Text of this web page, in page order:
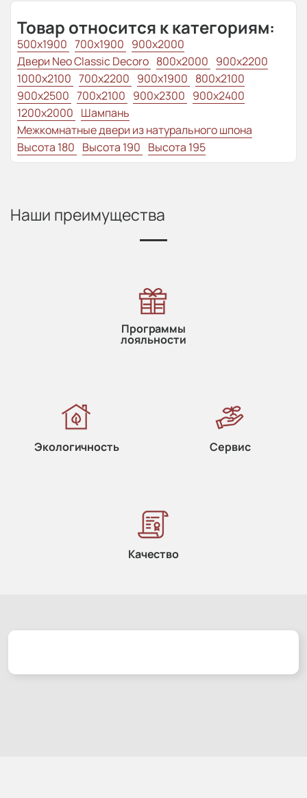
Товар относится к категориям:
500x1900 700x1900 900x2000
Двери Neo Classic Decoro 800x2000 900x2200
1000x2100 700x2200 900x1900 800x2100
900х2500 700x2100 900x2300 900x2400
1200x2000 Шампань
Межкомнатные двери из натурального шпона
Высота 180 Высота 190 Высота 195
Наши преимущества
Программы
лояльности
Экологичность Сервис
Качество